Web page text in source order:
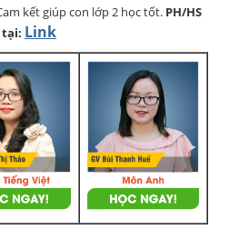
kết giúp con lớp 2 học tốt. PH/HS
Link